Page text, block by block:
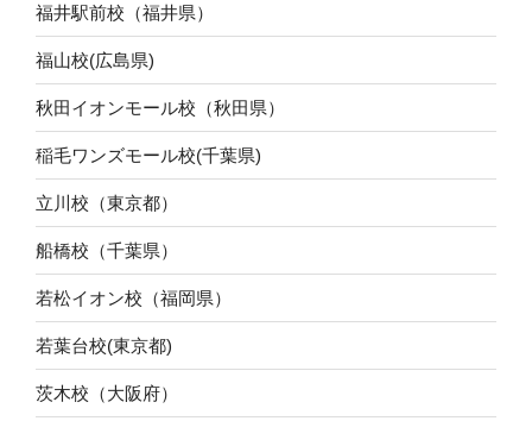
福井駅前校（福井県）
福山校(広島県)
秋田イオンモール校（秋田県）
稲毛ワンズモール校(千葉県)
立川校（東京都）
船橋校（千葉県）
若松イオン校（福岡県）
若葉台校(東京都)
茨木校（大阪府）